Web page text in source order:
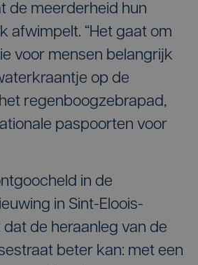
de meerderheid hun
afwimpelt. “Het gaat om
voor mensen belangrijk
op de
regenboogzebrapad,
paspoorten voor
in de
in Sint-Eloois-
de heraanleg van de
beter kan: met een